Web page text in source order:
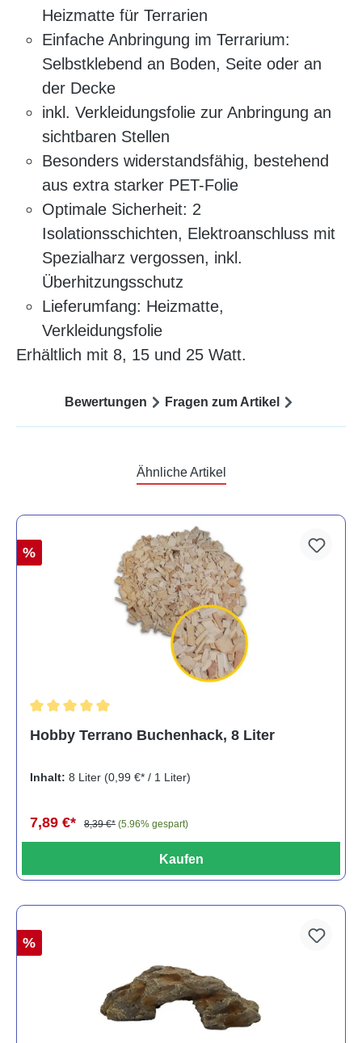
Heizmatte für Terrarien
Einfache Anbringung im Terrarium:
Selbstklebend an Boden, Seite oder an
der Decke
inkl. Verkleidungsfolie zur Anbringung an
sichtbaren Stellen
Besonders widerstandsfähig, bestehend
aus extra starker PET-Folie
Optimale Sicherheit: 2
Isolationsschichten, Elektroanschluss mit
Spezialharz vergossen, inkl.
Überhitzungsschutz
Lieferumfang: Heizmatte,
Verkleidungsfolie
Erhältlich mit 8, 15 und 25 Watt.
Bewertungen Fragen zum Artikel
Ähnliche Artikel
%
Hobby Terrano Buchenhack, 8 Liter
Inhalt: 8 Liter (0,99 €* / 1 Liter)
7,89 €* 8,39 €* (5.96% gespart)
Kaufen
%